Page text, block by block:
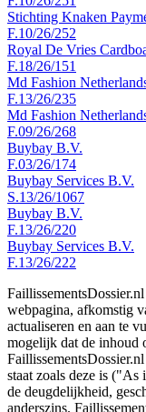
Stichting Knaken
F.10/26/252
Royal De Vries
F.18/26/151
Md Fashion
F.13/26/235
Md Fashion
F.09/26/268
Buybay B.V.
F.03/26/174
Buybay Services B.V.
S.13/26/1067
Buybay B.V.
F.13/26/220
Buybay Services B.V.
F.13/26/222
webpagina, afkomstig
actualiseren en aan te
mogelijk dat de inhoud
staat zoals deze is
de deugdelijkheid,
anderszins.